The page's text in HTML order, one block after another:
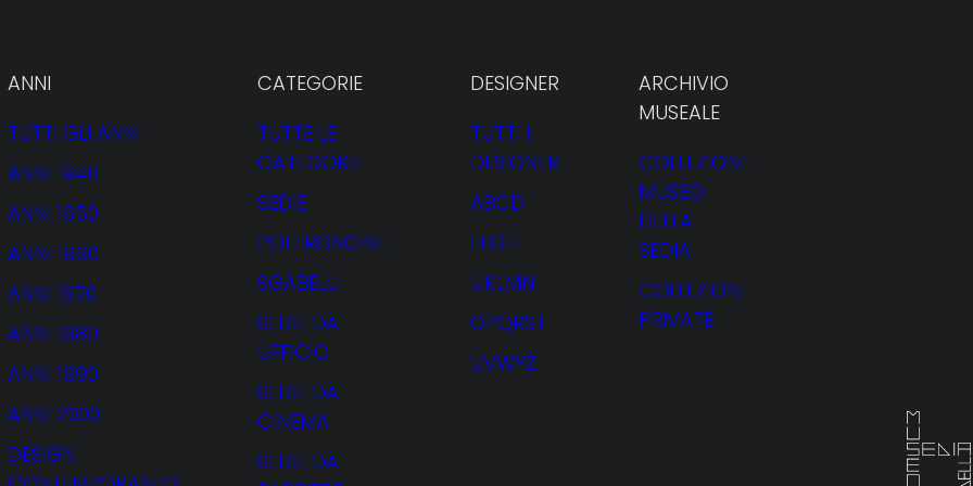
ANNI
TUTTI GLI ANNI
ANNI 1940
ANNI 1950
ANNI 1960
ANNI 1970
ANNI 1980
ANNI 1990
ANNI 2000
DESIGN
CATEGORIE
TUTTE LE
CATEGORIE
SEDIE
POLTRONCINE
SGABELLI
SEDIE DA
UFFICIO
SEDIE DA
CINEMA
SEDIE DA
DESIGNER
TUTTI I
DESIGNER
ABCD
EFGH
IJKLMN
OPQRST
UVWYZ
ARCHIVIO
MUSEALE
COLLEZIONE
MUSEO
DELLA
SEDIA
COLLEZIONI
PRIVATE
Giò Ponti